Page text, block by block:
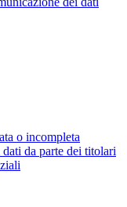
o incompleta
da parte dei titolari